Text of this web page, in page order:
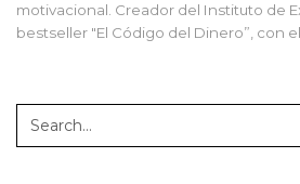
motivacional. Creador del Instituto de
bestseller "El Código del Dinero”, con